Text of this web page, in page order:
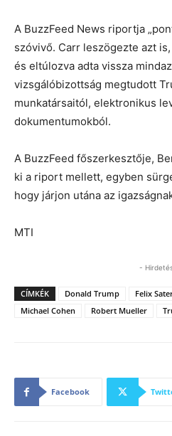
A BuzzFeed News riportja
szóvivő. Carr leszögezte azt
és eltúlozva adta vissza
vizsgálóbizottság megtudott
munkatársaitól, elektronikus
dokumentumokból.
A BuzzFeed főszerkesztője,
ki a riport mellett, egyben
hogy járjon utána az
MTI
-
CÍMKÉK Donald Trump Felix
Michael Cohen
Robert Mueller
Facebook